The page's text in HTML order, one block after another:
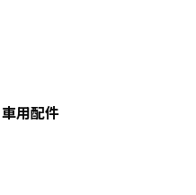
車用配件